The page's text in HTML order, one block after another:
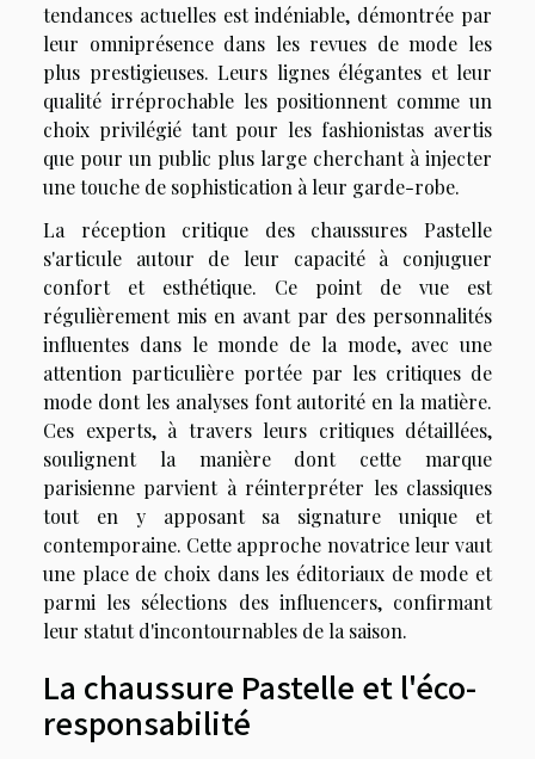
tendances actuelles est indéniable, démontrée par
leur omniprésence dans les revues de mode les
plus prestigieuses. Leurs lignes élégantes et leur
qualité irréprochable les positionnent comme un
choix privilégié tant pour les fashionistas avertis
que pour un public plus large cherchant à injecter
une touche de sophistication à leur garde-robe.
La réception critique des chaussures Pastelle
s'articule autour de leur capacité à conjuguer
confort et esthétique. Ce point de vue est
régulièrement mis en avant par des personnalités
influentes dans le monde de la mode, avec une
attention particulière portée par les critiques de
mode dont les analyses font autorité en la matière.
Ces experts, à travers leurs critiques détaillées,
soulignent la manière dont cette marque
parisienne parvient à réinterpréter les classiques
tout en y apposant sa signature unique et
contemporaine. Cette approche novatrice leur vaut
une place de choix dans les éditoriaux de mode et
parmi les sélections des influencers, confirmant
leur statut d'incontournables de la saison.
La chaussure Pastelle et l'éco-
responsabilité